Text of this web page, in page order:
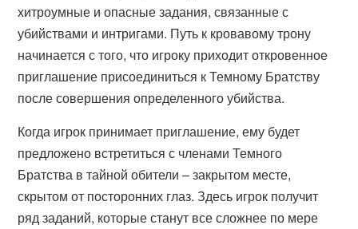
хитроумные и опасные задания, связанные с
убийствами и интригами. Путь к кровавому трону
начинается с того, что игроку приходит откровенное
приглашение присоединиться к Темному Братству
после совершения определенного убийства.
Когда игрок принимает приглашение, ему будет
предложено встретиться с членами Темного
Братства в тайной обители – закрытом месте,
скрытом от посторонних глаз. Здесь игрок получит
ряд заданий, которые станут все сложнее по мере